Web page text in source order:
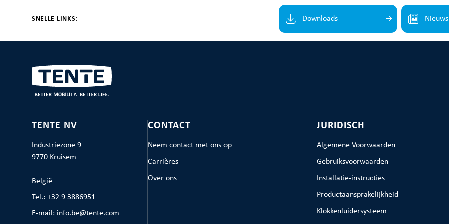
SNELLE LINKS: Downloads Nieuws
TENTE NV
Industriezone 9
9770 Kruisem
België
Tel.: +32 9 3886951
E-mail: info.be@tente.com
CONTACT
Neem contact met ons op
Carrières
Over ons
JURIDISCH
Algemene Voorwaarden
Gebruiksvoorwaarden
Installatie-instructies
Productaansprakelijkheid
Klokkenluidersysteem